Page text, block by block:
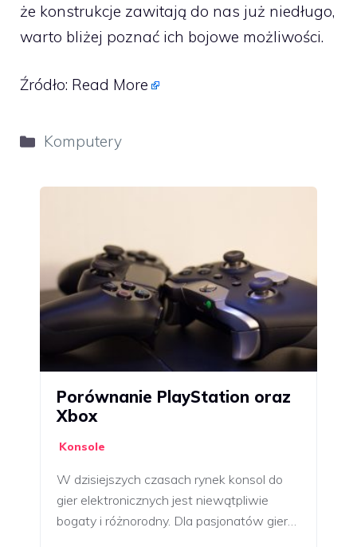
że konstrukcje zawitają do nas już niedługo,
warto bliżej poznać ich bojowe możliwości.
Źródło: Read More
Kategorie
Komputery
Porównanie PlayStation oraz
Xbox
Konsole
W dzisiejszych czasach rynek konsol do
gier elektronicznych jest niewątpliwie
bogaty i różnorodny. Dla pasjonatów gier…